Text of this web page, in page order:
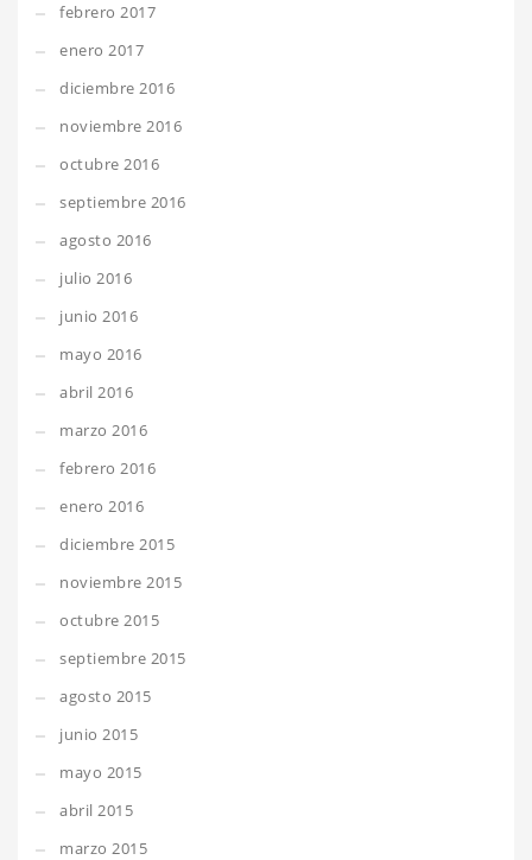
febrero 2017
enero 2017
diciembre 2016
noviembre 2016
octubre 2016
septiembre 2016
agosto 2016
julio 2016
junio 2016
mayo 2016
abril 2016
marzo 2016
febrero 2016
enero 2016
diciembre 2015
noviembre 2015
octubre 2015
septiembre 2015
agosto 2015
junio 2015
mayo 2015
abril 2015
marzo 2015